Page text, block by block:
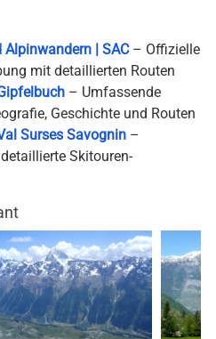
Alpinwandern | SAC– Offizielle
mit detaillierten Routen
– Umfassende
Geschichte und Routen
Surses Savognin –
Skitouren-